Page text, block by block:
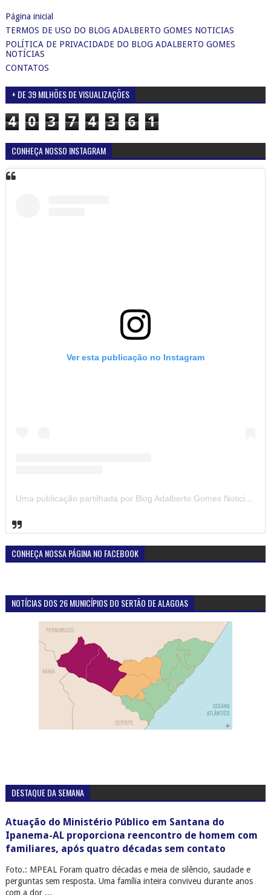
Página inicial
TERMOS DE USO DO BLOG ADALBERTO GOMES NOTICIAS
POLÍTICA DE PRIVACIDADE DO BLOG ADALBERTO GOMES
NOTÍCIAS
CONTATOS
+ DE 39 MILHÕES DE VISUALIZAÇÕES
4 0 3 7 4 3 6 1
CONHEÇA NOSSO INSTAGRAM
Ver esta publicação no Instagram
Uma publicação partilhada por Blog Adalberto Gomes Noticias (@blogadalbertogomesnoticiass)
CONHEÇA NOSSA PÁGINA NO FACEBOOK
NOTÍCIAS DOS 26 MUNICÍPIOS DO SERTÃO DE ALAGOAS
DESTAQUE DA SEMANA
Atuação do Ministério Público em Santana do
Ipanema-AL proporciona reencontro de homem com
familiares, após quatro décadas sem contato
Foto.: MPEAL Foram quatro décadas e meia de silêncio, saudade e
perguntas sem resposta. Uma família inteira conviveu durante anos
com a dor ...